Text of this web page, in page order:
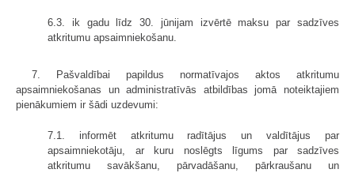
6.3. ik gadu līdz 30. jūnijam izvērtē maksu par sadzīves
atkritumu apsaimniekošanu.
7. Pašvaldībai papildus normatīvajos aktos atkritumu
apsaimniekošanas un administratīvās atbildības jomā noteiktajiem
pienākumiem ir šādi uzdevumi:
7.1. informēt atkritumu radītājus un valdītājus par
apsaimniekotāju, ar kuru noslēgts līgums par sadzīves
atkritumu savākšanu, pārvadāšanu, pārkraušanu un